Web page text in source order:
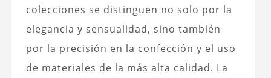
colecciones se distinguen no solo por la
elegancia y sensualidad, sino también
por la precisión en la confección y el uso
de materiales de la más alta calidad. La